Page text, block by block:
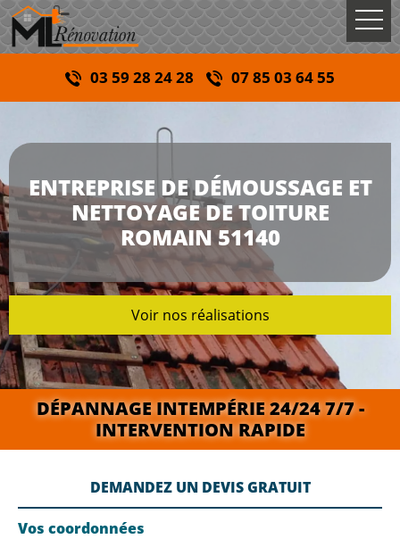
03 59 28 24 28 07 85 03 64 55
ENTREPRISE DE DÉMOUSSAGE ET
NETTOYAGE DE TOITURE
ROMAIN 51140
Voir nos réalisations
DÉPANNAGE INTEMPÉRIE 24/24 7/7 -
INTERVENTION RAPIDE
DEMANDEZ UN DEVIS GRATUIT
Vos coordonnées